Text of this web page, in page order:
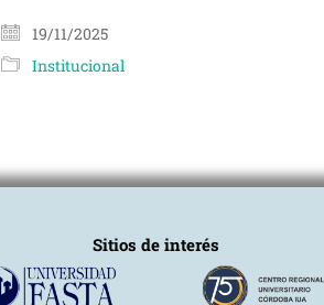
19/11/2025
Institucional
Sitios de interés